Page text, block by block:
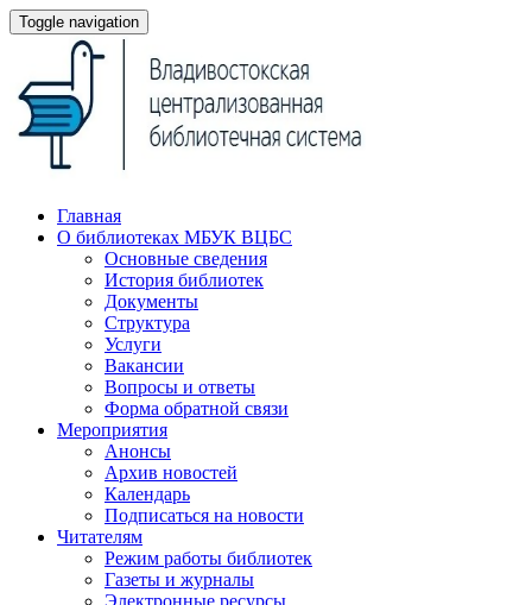
Toggle navigation
Главная
О библиотеках МБУК ВЦБС
Основные сведения
История библиотек
Документы
Структура
Услуги
Вакансии
Вопросы и ответы
Форма обратной связи
Мероприятия
Анонсы
Архив новостей
Календарь
Подписаться на новости
Читателям
Режим работы библиотек
Газеты и журналы
Электронные ресурсы